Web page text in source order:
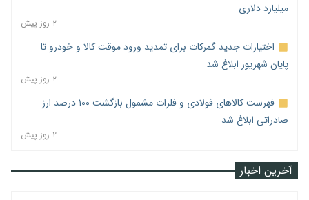
میلیارد دلاری
۲ روز پیش
اختیارات جدید گمرکات برای تمدید ورود موقت کالا و خودرو تا
پایان شهریور ابلاغ شد
۲ روز پیش
فهرست کالاهای فولادی و فلزات مشمول بازگشت ۱۰۰ درصد ارز
صادراتی ابلاغ شد
۲ روز پیش
آخرین اخبار